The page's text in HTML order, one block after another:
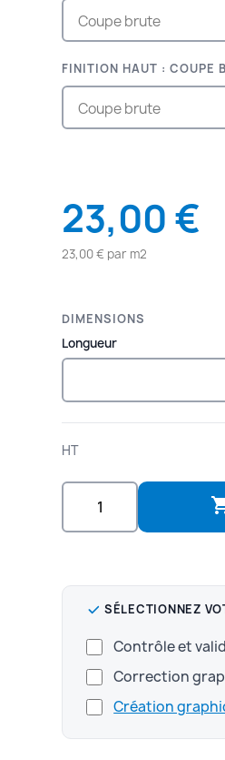
FINITION HAUT : COUPE
23,00 €
23,00 € par m2
DIMENSIONS
Longueur
HT
SÉLECTIONNEZ
Contrôle et
Correction
Création